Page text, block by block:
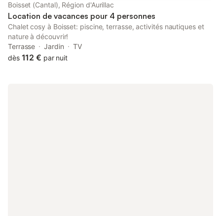
Boisset (Cantal), Région d'Aurillac
Location de vacances pour 4 personnes
Chalet cosy à Boisset: piscine, terrasse, activités nautiques et
nature à découvrir!
Terrasse
Jardin
TV
dès 112 € par nuit